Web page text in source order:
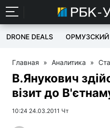
DRONE DEALS
Главная » Аналитика »
В.Янукович
візит до
10:24 24.03.2011 Чт